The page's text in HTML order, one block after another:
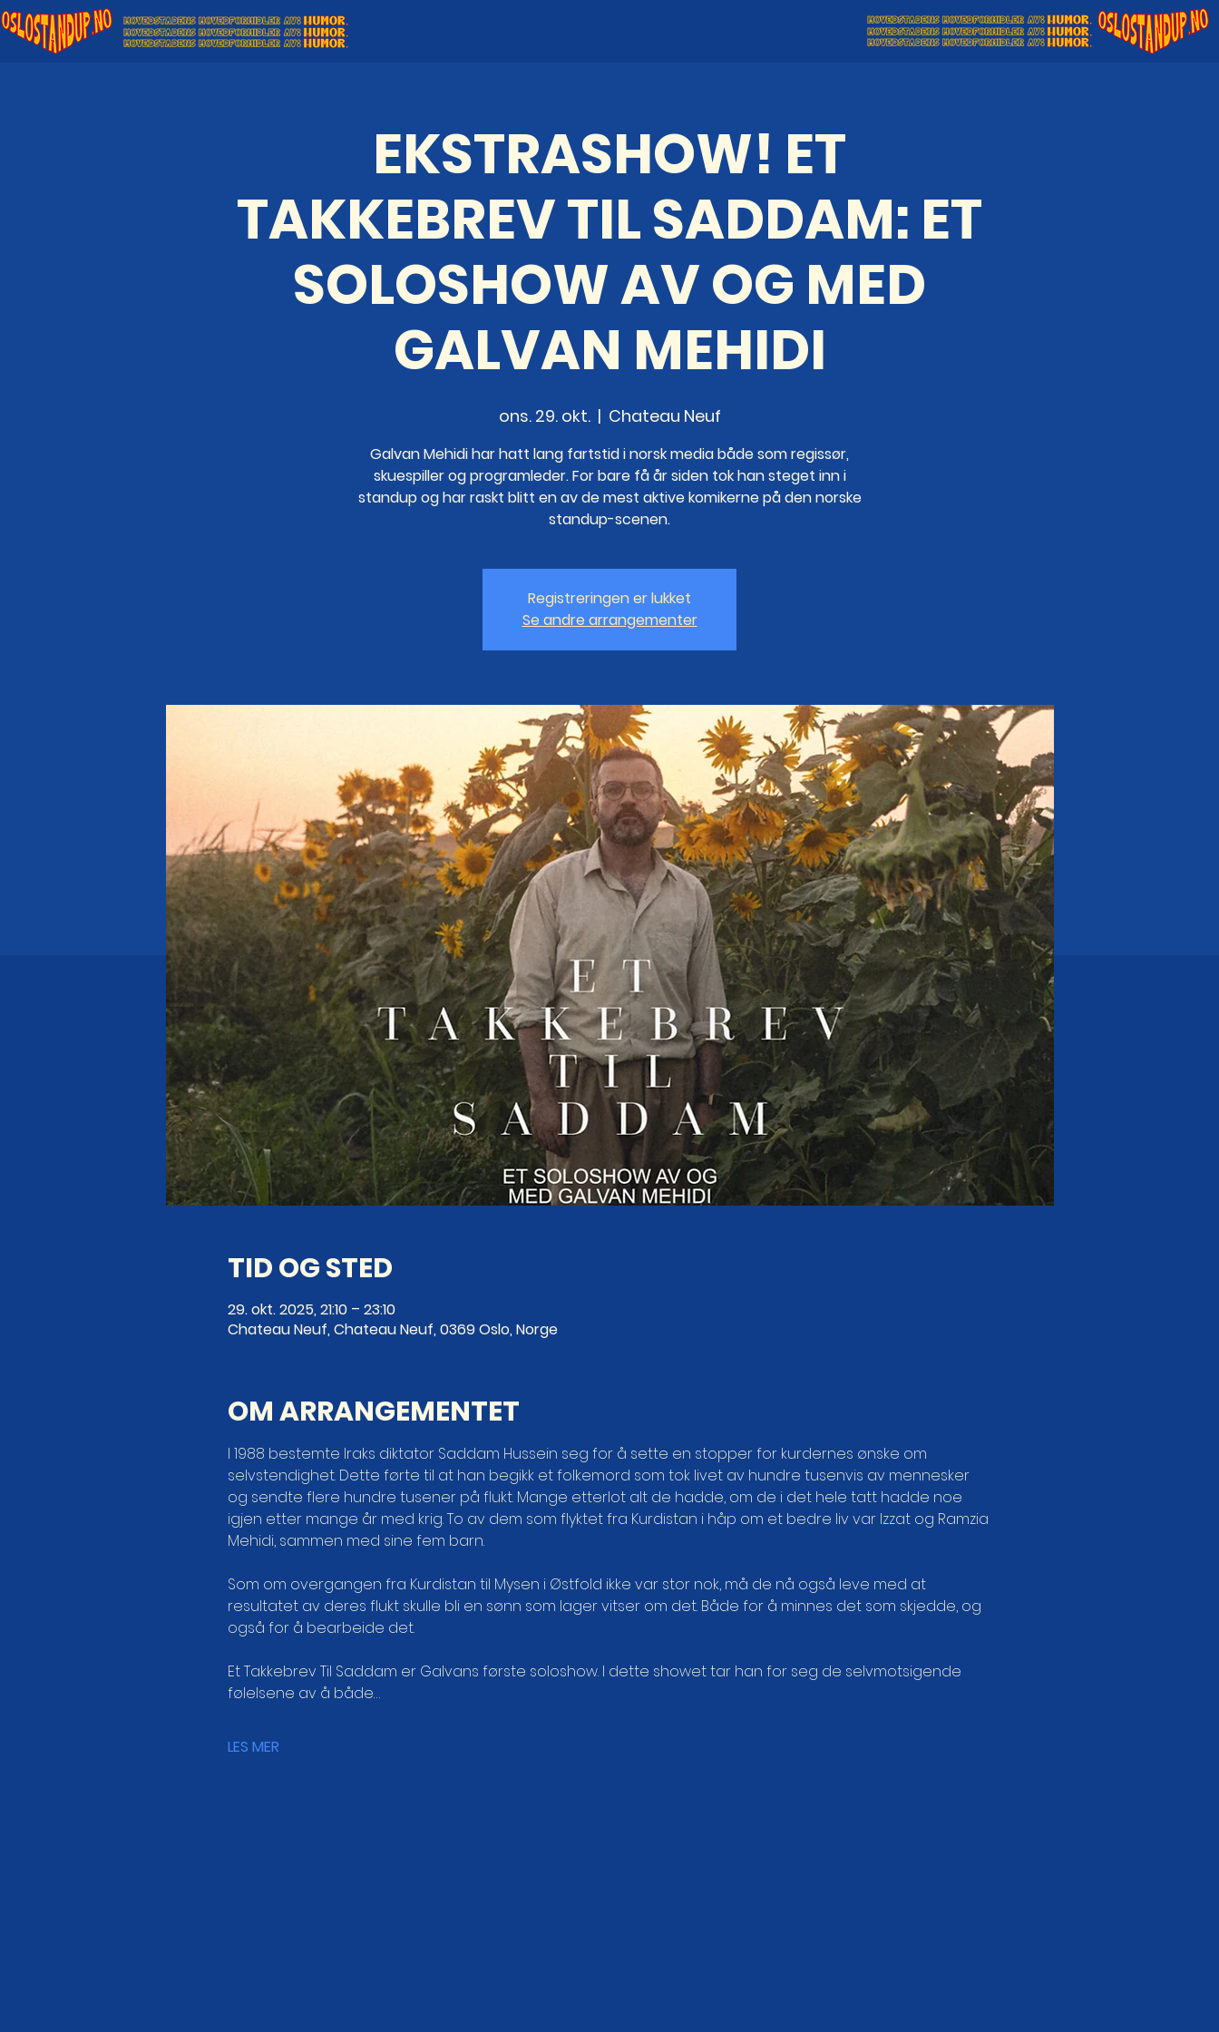
EKSTRASHOW! ET
TAKKEBREV TIL SADDAM: ET
SOLOSHOW AV OG MED
GALVAN MEHIDI
ons. 29. okt.
  |
Chateau Neuf
Galvan Mehidi har hatt lang fartstid i norsk media både som regissør,
skuespiller og programleder. For bare få år siden tok han steget inn i
standup og har raskt blitt en av de mest aktive komikerne på den norske
standup-scenen.
Registreringen er lukket
Se andre arrangementer
TID OG STED
29. okt. 2025, 21:10 – 23:10
Chateau Neuf, Chateau Neuf, 0369 Oslo, Norge
OM ARRANGEMENTET
I 1988 bestemte Iraks diktator Saddam Hussein seg for å sette en stopper for kurdernes ønske om
selvstendighet. Dette førte til at han begikk et folkemord som tok livet av hundre tusenvis av mennesker
og sendte flere hundre tusener på flukt. Mange etterlot alt de hadde, om de i det hele tatt hadde noe
igjen etter mange år med krig. To av dem som flyktet fra Kurdistan i håp om et bedre liv var Izzat og Ramzia
Mehidi, sammen med sine fem barn.
Som om overgangen fra Kurdistan til Mysen i Østfold ikke var stor nok, må de nå også leve med at
resultatet av deres flukt skulle bli en sønn som lager vitser om det. Både for å minnes det som skjedde, og
også for å bearbeide det.
Et Takkebrev Til Saddam er Galvans første soloshow. I dette showet tar han for seg de selvmotsigende
følelsene av å både…
LES MER